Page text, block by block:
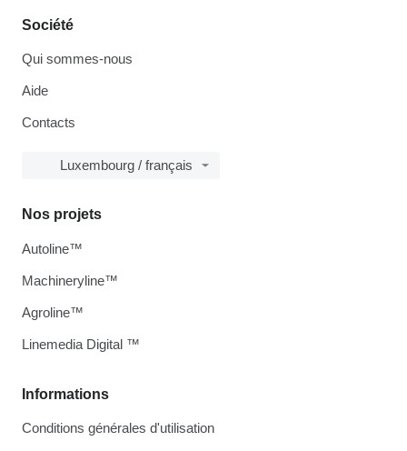
Société
Qui sommes-nous
Aide
Contacts
Luxembourg / français
Informations
Conditions générales d'utilisation
Nos projets
Autoline™
Machineryline™
Agroline™
Linemedia Digital ™